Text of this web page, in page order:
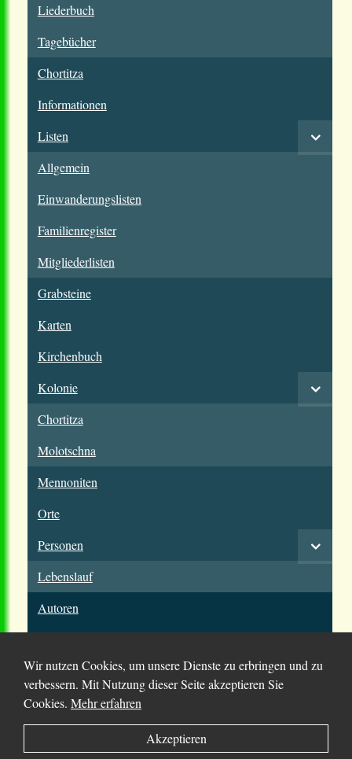
Liederbuch
Tagebücher
Chortitza
Informationen
Listen
Allgemein
Einwanderungslisten
Familienregister
Mitgliederlisten
Grabsteine
Karten
Kirchenbuch
Kolonie
Chortitza
Molotschna
Mennoniten
Orte
Personen
Lebenslauf
Autoren
© 2025 Chortitza.org | Supported byD. F. Plett
Historical Research Foundation Inc.
Wir nutzen Cookies, um unsere Dienste zu erbringen und zu
verbessern. Mit Nutzung dieser Seite akzeptieren Sie
Cookies. Mehr erfahren
Akzeptieren